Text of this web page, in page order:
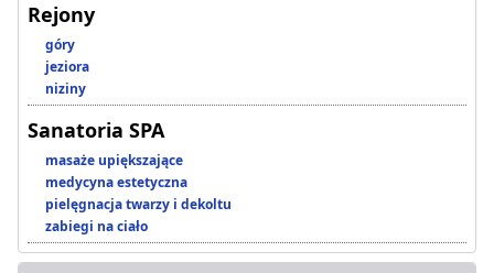
Rejony
góry
jeziora
niziny
Sanatoria SPA
masaże upiększające
medycyna estetyczna
pielęgnacja twarzy i dekoltu
zabiegi na ciało